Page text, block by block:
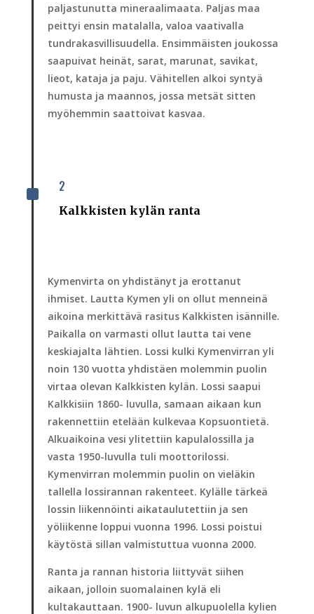
paljastunutta mineraalimaata. Paljas maa
peittyi ensin matalalla, valoa vaativalla
tundrakasvillisuudella. Ensimmäisten joukossa
saapuivat heinät, sarat, marunat, savikat,
lieot, kataja ja paju. Vähitellen alkoi syntyä
humusta ja maannos, jossa metsät sitten
myöhemmin saattoivat kasvaa.
^ 2
Kalkkisten kylän ranta
Kymenvirta on yhdistänyt ja erottanut
ihmiset. Lautta Kymen yli on ollut menneinä
aikoina merkittävä rasitus Kalkkisten isännille.
Paikalla on varmasti ollut lautta tai vene
keskiajalta lähtien. Lossi kulki Kymenvirran yli
noin 130 vuotta yhdistäen molemmin puolin
virtaa olevan Kalkkisten kylän. Lossi saapui
Kalkkisiin 1860- luvulla, samaan aikaan kun
rakennettiin etelään kulkevaa Kopsuontietä.
Alkuaikoina vesi ylitettiin kapulalossilla ja
vasta 1950-luvulla tuli moottorilossi.
Kymenvirran molemmin puolin on vieläkin
tallella lossirannan rakenteet. Kylälle tärkeä
lossin liikennöinti aikataulutettiin ja sen
yöliikenne loppui vuonna 1996. Lossi poistui
käytöstä sillan valmistuttua vuonna 2000.
Ranta ja rannan historia liittyvät siihen
aikaan, jolloin suomalainen kylä eli
kultakauttaan. 1900- luvun alkupuolella kylien